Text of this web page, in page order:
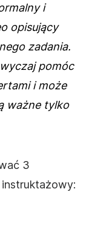
i
opisujący
zadania.
pomóc
i może
ważne tylko
3
instruktażowy: